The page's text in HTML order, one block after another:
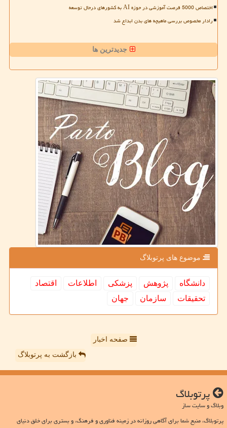
اختصاص 5000 فرصت آموزشی در حوزه AI به کشورهای درحال توسعه
رادار مخصوص بررسی ماهیچه های بدن ابداع شد
جدیدترین ها
موضوع های پرتوبلاگ
دانشگاه پژوهش پزشكی اطلاعات
اقتصاد
تحقیقات
سازمان جهان
صفحه اخبار
بازگشت به پرتوبلاگ
پرتوبلاگ
وبلاگ و سایت ساز
پرتوبلاگ، منبع شما برای آگاهی روزانه در زمینه فناوری و فرهنگ، و بستری برای خلق دنیای